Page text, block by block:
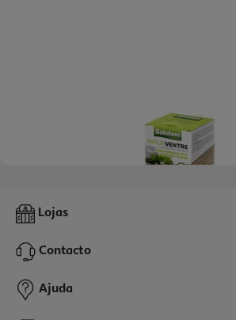
Chá Salutem Infusão Naturventre 10 Saquetas
1,09 €
Lojas
Contacto
Ajuda